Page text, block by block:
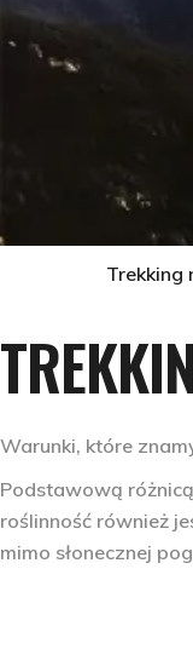
Trekking
Warunki, które
Podstawową
roślinność również
mimo słonecznej